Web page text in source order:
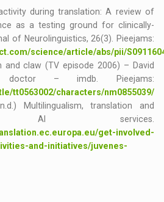
during translation: A review of
as a testing ground for clinically-
of Neurolinguistics, 26(3). Pieejams:
science/article/abs/pii/
and claw (TV episode 2006) – David
– imdb. Pieejams:
tt0563002/characters/nm0855039/
Multilingualism, translation and
AI services.
get-involved-
and-initiatives/juvenes-